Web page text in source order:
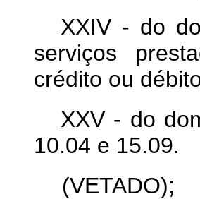
XXIV - do
serviços
crédito ou
XXV - do
10.04 e 15.09.
(VETADO);